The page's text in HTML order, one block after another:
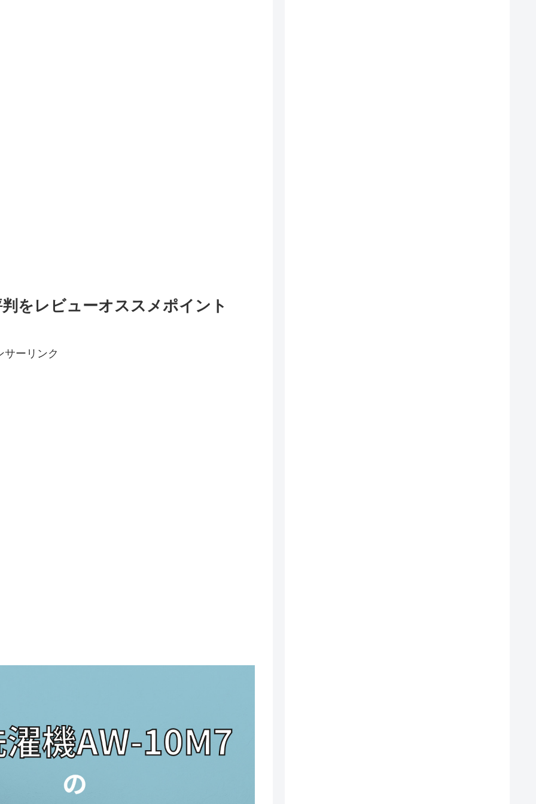
をレビューオススメポイント
サーリンク